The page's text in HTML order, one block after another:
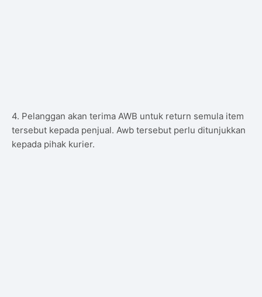
4. Pelanggan akan terima AWB untuk return semula item
tersebut kepada penjual. Awb tersebut perlu ditunjukkan
kepada pihak kurier.